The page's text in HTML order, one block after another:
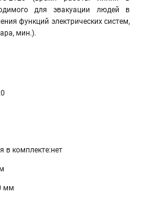
для эвакуации людей в
функций электрических систем,
мин.).
в комплекте:нет
мм